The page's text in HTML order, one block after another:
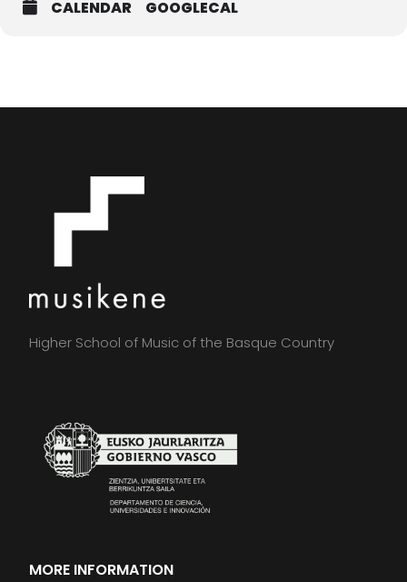
CALENDAR GOOGLECAL
Higher School of Music of the Basque Country
MORE INFORMATION